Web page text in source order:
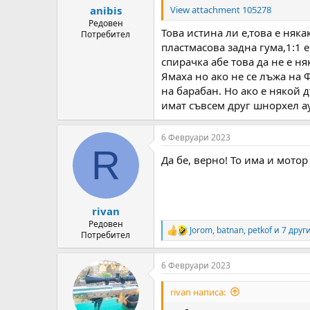
anibis
Редовен
Потребител
View attachment 105278
Това истина ли е,това е
пластмасова задна
спирачка абе това да не е
Ямаха но ако не се лъжа на
на барабан. Но ако е някой
имат съвсем друг шнорхел
R
rivan
Редовен
Потребител
6 Февруари 2023
Да бе, верно! То има и
R
e
a
c
t
Jorom, batnan, petkofи 7 други
6 Февруари 2023
rivan написа: